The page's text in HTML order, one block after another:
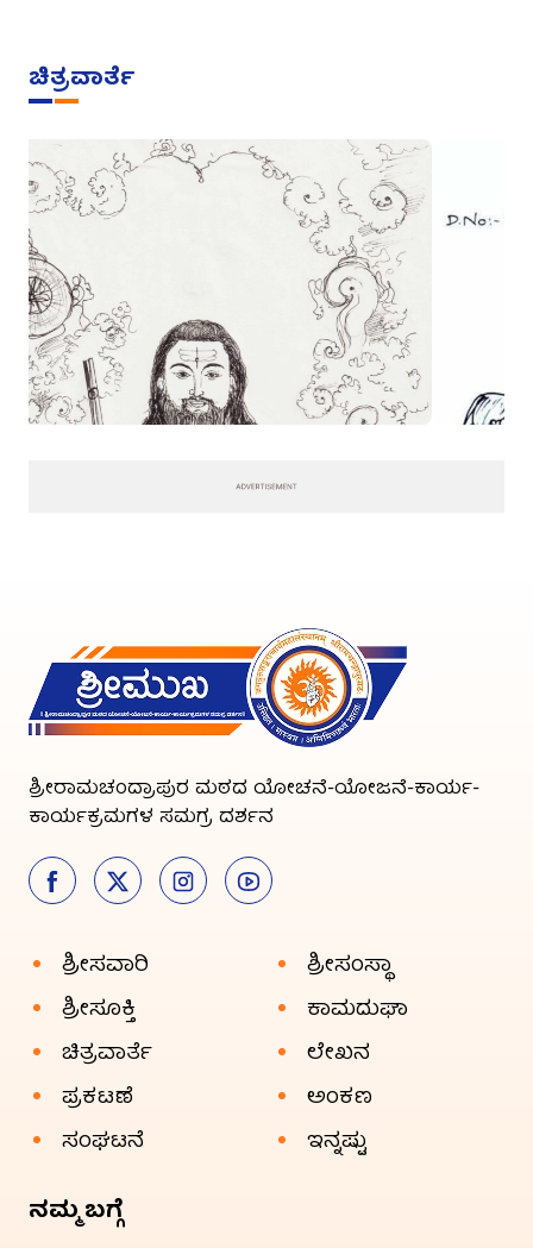
ಚಿತ್ರವಾರ್ತೆ
ಶ್ರೀರಾಮಚಂದ್ರಾಪುರ ಮಠದ ಯೋಚನೆ-ಯೋಜನೆ-ಕಾರ್ಯ-
ಕಾರ್ಯಕ್ರಮಗಳ ಸಮಗ್ರ ದರ್ಶನ
ಶ್ರೀಸವಾರಿ
ಶ್ರೀಸಂಸ್ಥಾ
ಶ್ರೀಸೂಕ್ತಿ
ಕಾಮದುಘಾ
ಚಿತ್ರವಾರ್ತೆ
ಲೇಖನ
ಪ್ರಕಟಣೆ
ಅಂಕಣ
ಸಂಘಟನೆ
ಇನ್ನಷ್ಟು
ನಮ್ಮ ಬಗ್ಗೆ